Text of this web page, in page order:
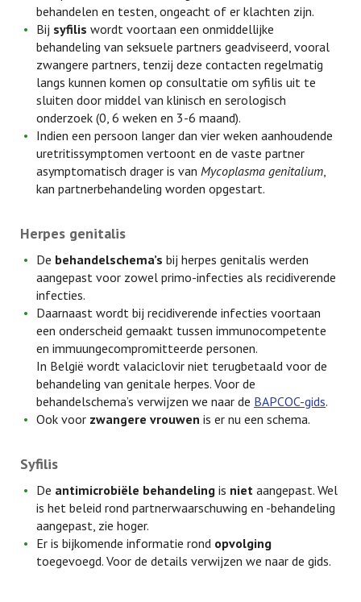
behandelen en testen, ongeacht of er klachten zijn.
Bij syfilis wordt voortaan een onmiddellijke
behandeling van seksuele partners geadviseerd, vooral
zwangere partners, tenzij deze contacten regelmatig
langs kunnen komen op consultatie om syfilis uit te
sluiten door middel van klinisch en serologisch
onderzoek (0, 6 weken en 3-6 maand).
Indien een persoon langer dan vier weken aanhoudende
uretritissymptomen vertoont en de vaste partner
asymptomatisch drager is van Mycoplasma genitalium,
kan partnerbehandeling worden opgestart.
Herpes genitalis
De behandelschema’s bij herpes genitalis werden
aangepast voor zowel primo-infecties als recidiverende
infecties.
Daarnaast wordt bij recidiverende infecties voortaan
een onderscheid gemaakt tussen immunocompetente
en immuungecompromitteerde personen.
In België wordt valaciclovir niet terugbetaald voor de
behandeling van genitale herpes. Voor de
behandelschema’s verwijzen we naar de BAPCOC-gids.
Ook voor zwangere vrouwen is er nu een schema.
Syfilis
De antimicrobiële behandeling is niet aangepast. Wel
is het beleid rond partnerwaarschuwing en -behandeling
aangepast, zie hoger.
Er is bijkomende informatie rond opvolging
toegevoegd. Voor de details verwijzen we naar de gids.